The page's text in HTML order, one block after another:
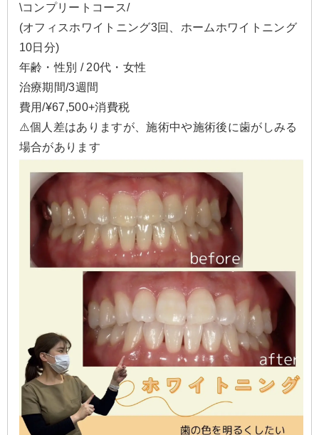
\コンプリートコース/
(オフィスホワイトニング3回、ホームホワイトニング
10日分)
年齢・性別 / 20代・女性
治療期間/3週間
費用/¥67,500+消費税
⚠️個人差はありますが、施術中や施術後に歯がしみる
場合があります